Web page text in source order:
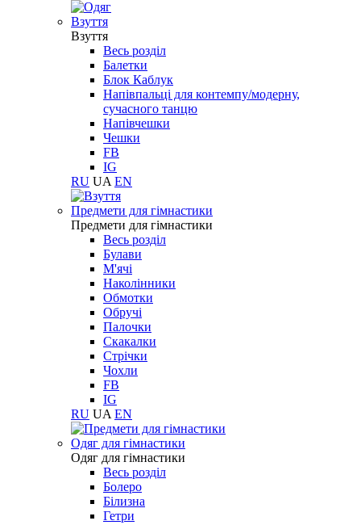
Взуття
Взуття
Весь розділ
Балетки
Блок Каблук
Напівпальці для контемпу/модерну,
сучасного танцю
Напівчешки
Чешки
FB
IG
RU UA EN
Предмети для гімнастики
Предмети для гімнастики
Весь розділ
Булави
М'ячі
Наколінники
Обмотки
Обручі
Палочки
Скакалки
Стрічки
Чохли
FB
IG
RU UA EN
Одяг для гімнастики
Одяг для гімнастики
Весь розділ
Болеро
Білизна
Гетри